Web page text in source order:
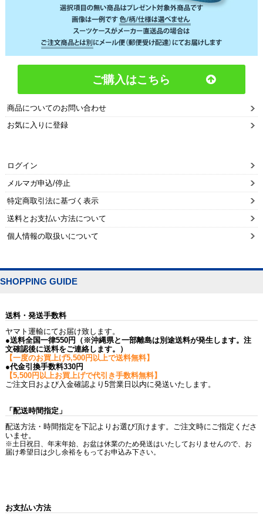
ご購入はこちら
商品についてのお問い合わせ
お気に入りに登録
ログイン
メルマガ申込/停止
特定商取引法に基づく表示
送料とお支払い方法について
個人情報の取扱いについて
SHOPPING GUIDE
送料・発送手数料
ヤマト運輸にてお届け致します。
●送料全国一律550円（※沖縄県と一部離島は別途送料が発生します。注
文確認後に送料をご連絡します。）
【一度のお買上げ5,500円以上で送料無料】
●代金引換手数料330円
【5,500円以上お買上げで代引き手数料無料】
ご注文日および入金確認より5営業日以内に発送いたします。
「配送時間指定」
配送方法・時間指定を下記よりお選び頂けます。ご注文時にご指定くださ
いませ。
※土日祝日、年末年始、お盆は休業のため発送はいたしておりませんので、お
届け希望日は少し余裕をもってお申込み下さい。
お支払い方法